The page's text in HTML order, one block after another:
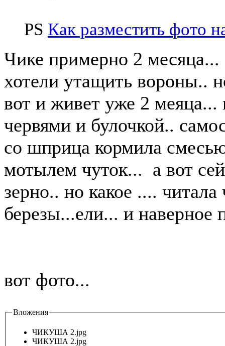
PS Как разместить фото
Чике примерно 2
хотели утащить вороны..
вот и живет уже 2
червями и булочкой..
со шприца кормила
мотылем чуток... а вот
зерно.. но какое ....
березы...ели... и
вот фото...
Вложения
ЧИКУША 2.jpg
ЧИКУША 2.jpg